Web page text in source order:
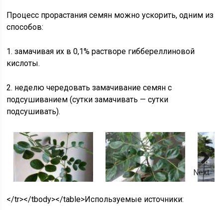
Процесс прорастания семян можно ускорить, одним из
способов:
1. замачивая их в 0,1% растворе гиббереллиновой
кислоты.
2. неделю чередовать замачивание семян с
подсушиванием (сутки замачивать — сутки
подсушивать).
Next
</tr></tbody></table>Используемые источники: